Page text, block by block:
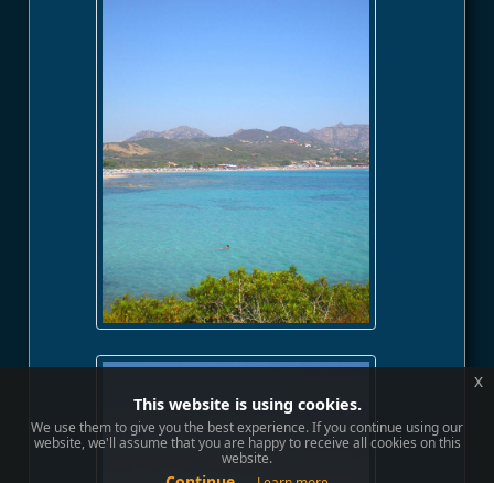
This website is using cookies.
We use them to give you the best experience. If you continue using our
website, we'll assume that you are happy to receive all cookies on this
website.
x